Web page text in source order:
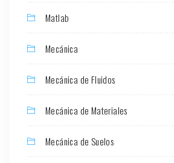
Matlab
Mecánica
Mecánica de Fluidos
Mecánica de Materiales
Mecánica de Suelos